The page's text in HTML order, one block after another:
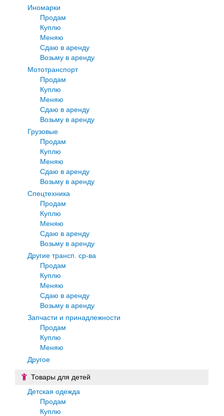
Иномарки
Продам
Куплю
Меняю
Сдаю в аренду
Возьму в аренду
Мототранспорт
Продам
Куплю
Меняю
Сдаю в аренду
Возьму в аренду
Грузовые
Продам
Куплю
Меняю
Сдаю в аренду
Возьму в аренду
Спецтехника
Продам
Куплю
Меняю
Сдаю в аренду
Возьму в аренду
Другие трансп. ср-ва
Продам
Куплю
Меняю
Сдаю в аренду
Возьму в аренду
Запчасти и принадлежности
Продам
Куплю
Меняю
Другое
Товары для детей
Детская одежда
Продам
Куплю